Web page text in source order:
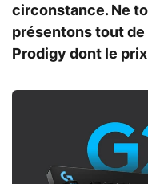
circonstance. Ne
présentons tout
Prodigy dont le